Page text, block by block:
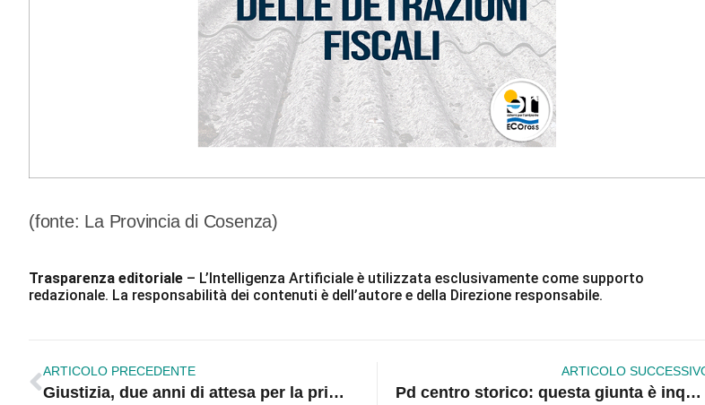
(fonte: La Provincia di Cosenza)
Trasparenza editoriale – L’Intelligenza Artificiale è utilizzata esclusivamente come supporto
redazionale. La responsabilità dei contenuti è dell’autore e della Direzione responsabile.
ARTICOLO PRECEDENTE
Giustizia, due anni di attesa per la prima udienza!
ARTICOLO
Pd centro storico: questa giunta è inqualificabile